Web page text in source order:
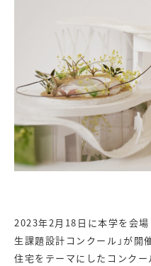
2023年2月18日に本学を会場
生課題設計コンクール」が開
住宅をテーマにしたコンク